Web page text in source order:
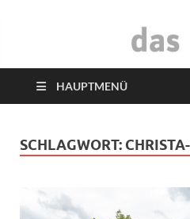
das
HAUPTMENÜ
SCHLAGWORT: